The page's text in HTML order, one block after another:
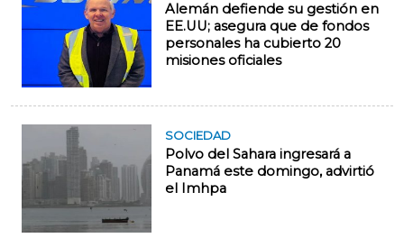
Alemán defiende su gestión en
EE.UU; asegura que de fondos
personales ha cubierto 20
misiones oficiales
SOCIEDAD
Polvo del Sahara ingresará a
Panamá este domingo, advirtió
el Imhpa